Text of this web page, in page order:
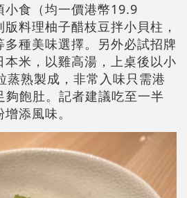
小食（均一價港幣19.9
料理柚子醋枝豆拌小貝柱，
種美味選擇。另外必試招牌
米，以雞高湯，上桌後以小
蒸熟製成，非常入味只需港
飽肚。記者建議吃至一半
添風味。